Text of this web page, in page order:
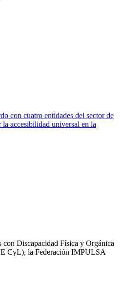
con cuatro entidades del sector de
accesibilidad universal en la
con Discapacidad Física y Orgánica
CyL), la Federación IMPULSA